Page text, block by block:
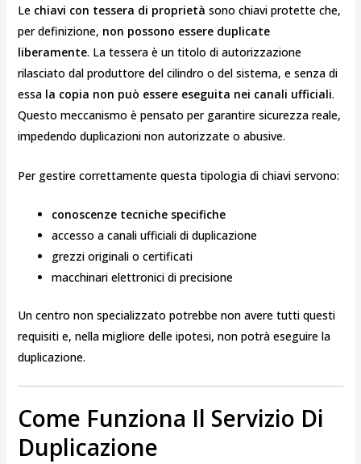
Le chiavi con tessera di proprietà sono chiavi protette che,
per definizione, non possono essere duplicate
liberamente. La tessera è un titolo di autorizzazione
rilasciato dal produttore del cilindro o del sistema, e senza di
essa la copia non può essere eseguita nei canali ufficiali.
Questo meccanismo è pensato per garantire sicurezza reale,
impedendo duplicazioni non autorizzate o abusive.
Per gestire correttamente questa tipologia di chiavi servono:
conoscenze tecniche specifiche
accesso a canali ufficiali di duplicazione
grezzi originali o certificati
macchinari elettronici di precisione
Un centro non specializzato potrebbe non avere tutti questi
requisiti e, nella migliore delle ipotesi, non potrà eseguire la
duplicazione.
Come Funziona Il Servizio Di
Duplicazione